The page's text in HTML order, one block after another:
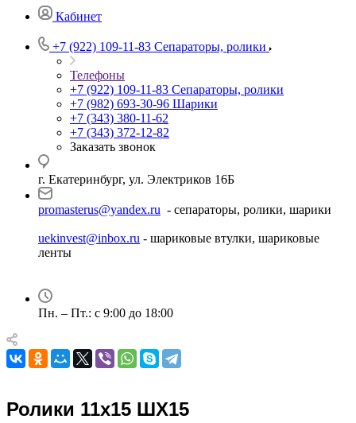
Кабинет
+7 (922) 109-11-83 Сепараторы, ролики
Телефоны
+7 (922) 109-11-83 Сепараторы, ролики
+7 (982) 693-30-96 Шарики
+7 (343) 380-11-62
+7 (343) 372-12-82
Заказать звонок
г. Екатеринбург, ул. Электриков 16Б
promasterus@yandex.ru - сепараторы, ролики, шарики
uekinvest@inbox.ru - шариковые втулки, шариковые
ленты
Пн. – Пт.: с 9:00 до 18:00
Ролики 11х15 ШХ15